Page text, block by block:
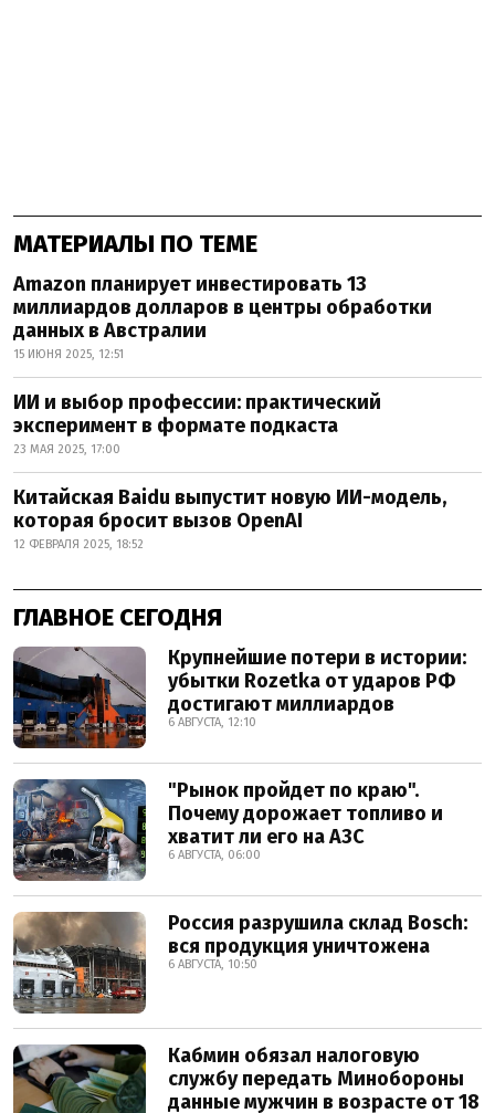
МАТЕРИАЛЫ ПО ТЕМЕ
Amazon планирует инвестировать 13
миллиардов долларов в центры обработки
данных в Австралии
15 ИЮНЯ 2025, 12:51
ИИ и выбор профессии: практический
эксперимент в формате подкаста
23 МАЯ 2025, 17:00
Китайская Baidu выпустит новую ИИ-модель,
которая бросит вызов OpenAI
12 ФЕВРАЛЯ 2025, 18:52
ГЛАВНОЕ СЕГОДНЯ
Крупнейшие потери в истории:
убытки Rozetka от ударов РФ
достигают миллиардов
6 АВГУСТА, 12:10
"Рынок пройдет по краю".
Почему дорожает топливо и
хватит ли его на АЗС
6 АВГУСТА, 06:00
Россия разрушила склад Bosch:
вся продукция уничтожена
6 АВГУСТА, 10:50
Кабмин обязал налоговую
службу передать Минобороны
данные мужчин в возрасте от 18